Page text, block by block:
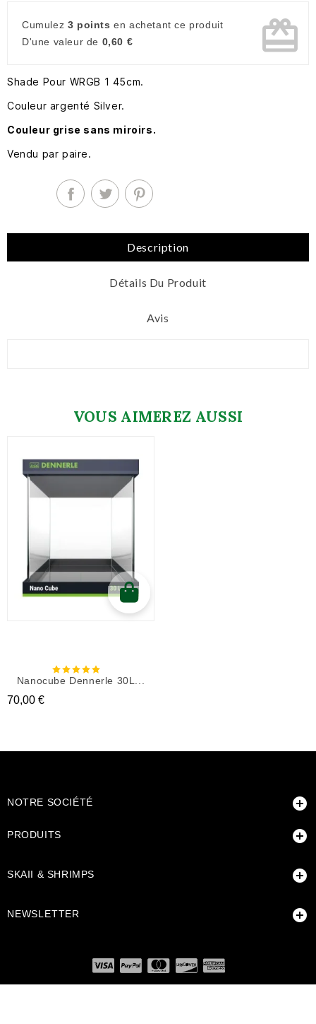
Cumulez 3 points en achetant ce produit
D'une valeur de 0,60 € card_giftcard
Shade Pour WRGB 1 45cm.
Couleur argenté Silver.
Couleur grise sans miroirs.
Vendu par paire.
Description
Détails Du Produit
Avis
VOUS AIMEREZ AUSSI
Nanocube Dennerle 30L...
Prix
70,00 €
NOTRE SOCIÉTÉ 
PRODUITS 
SKAII & SHRIMPS 
NEWSLETTER 